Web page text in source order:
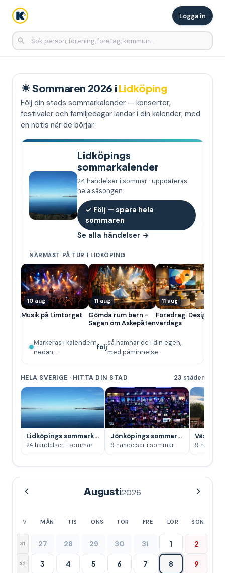
Logga in
☀Sommaren 2026 i Lidköping
Följ din stads sommarkalender — konserter,
festivaler och familjedagar landar i din kalender, med
en notis när de börjar.
Lidköpings
sommarkalender
24 händelser i sommar · uppdateras
hela säsongen
✓ Följ — spara hela
sommaren
Se alla händelser →
NÄRMAST PÅ TUR I LIDKÖPING
10 aug
Musik på Limtorget
11 aug
Gömda rum barn -
Sagan om Askepåten
11 aug
Föredrag: Design till
vardags
Markeras i kalendern
nedan —
följ
så hamnar de i din egen,
med påminnelse.
HELA SVERIGE · HITTA DIN STAD 23 städer
Lidköpings sommarkalender
24 händelser i sommar
Jönköpings sommarkalender
9 händelser i sommar 9
Augusti2026
V MÅN TIS ONS TOR FRE LÖR SÖN
31 27 28 29 30 31 1 2
32 3 4 5 6 7 8 9